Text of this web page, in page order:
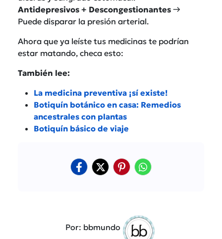
Antidepresivos + Descongestionantes →
Puede disparar la presión arterial.
Ahora que ya leíste tus medicinas te podrían
estar matando, checa esto:
También lee:
La medicina preventiva ¡sí existe!
Botiquín botánico en casa: Remedios
ancestrales con plantas
Botiquín básico de viaje
Por: bbmundo